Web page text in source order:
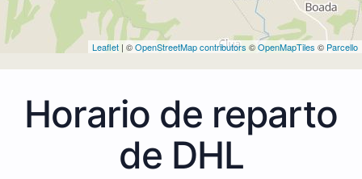
Leaflet | ©OpenStreetMap contributors ©OpenMapTiles © Parcello
Horario de reparto
de DHL